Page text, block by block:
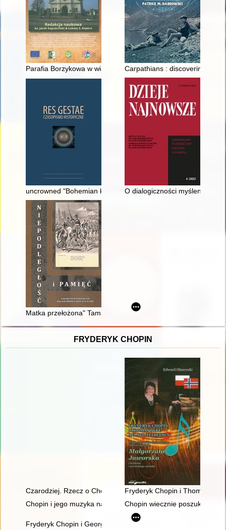
Parafia Borzykowa w wiekach XVII i XVIIICarpathians : discovering the
uncrowned "Bohemian king" and his "bible" castle : Blatná
O dialogiczności myślenia
Matka przełożona" Tamary de Lempickiej (kopia) jako dar z
FRYDERYK CHOPIN
Czarodziej. Rzecz o Chopinie [1810-1849]Fryderyk Chopin i Thomas
Chopin i jego muzyka na Dolnym Śląsku" - wystawa w
Chopin wiecznie poszukiwany.
Fryderyk Chopin i George Sand w oczach polskich biografów i